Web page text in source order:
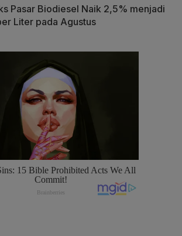
Pasar Biodiesel Naik 2,5% menjadi
Liter pada Agustus